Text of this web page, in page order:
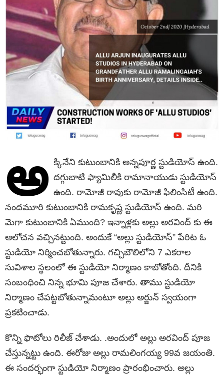
అ క్కినేని కుటుంబానికి అన్నపూర్ణ స్టుడియోస్ ఉంది.
దగ్గుబాటి ఫ్యామిలీకి రామానాయుడు స్టుడియోస్
ఉంది. రామోజీ రావుకు రామోజీ ఫిలింసిటీ ఉంది.
నందమూరి కుటుంబానికి రామకృష్ణ స్టుడియోస్ ఉంది. మరి
మెగా కుటుంబానికి ఏముంది? ఇన్నాళ్లకు అల్లు అరవింద్ కు ఈ
ఆలోచన వచ్చినట్టుంది. అందుకే “అల్లు స్టుడియోస్” పేరిట ఓ
స్టుడియో నిర్మించబోతున్నారు. గచ్చిబౌలిలోని 7 ఎకరాల
సువిశాల స్థలంలో ఈ స్టుడియో నిర్మాణం కాబోతోంది. దీనికి
సంబంధించి నిన్న భూమి పూజ చేశారు. తాము స్టుడియో
నిర్మాణం చేపట్టబోతున్నామంటూ అల్లు అర్జున్ స్వయంగా
ప్రకటించాడు.
కొన్ని ఫొటోలు రిలీజ్ చేశాడు. .అందులో అల్లు అరవింద్ పూజ
చేస్తున్నట్టు ఉంది. ఈరోజు అల్లు రామలింగయ్య 99వ జయంతి.
ఈ సందర్భంగా స్టుడియో నిర్మాణం ప్రారంభించారు. అల్లు